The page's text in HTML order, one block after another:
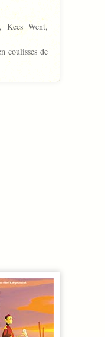
Kees Went,
coulisses de